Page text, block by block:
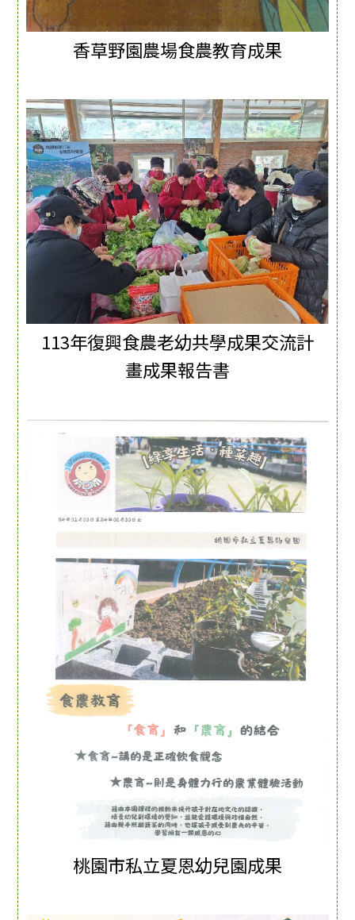
香草野園農場食農教育成果
113年復興食農老幼共學成果交流計
畫成果報告書
桃園市私立夏恩幼兒園成果